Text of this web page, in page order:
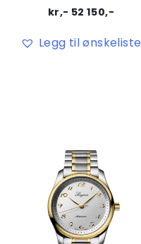
kr,- 52 150,-
Legg til ønskeliste